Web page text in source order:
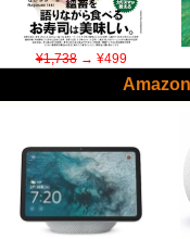
¥1,738→ ¥499